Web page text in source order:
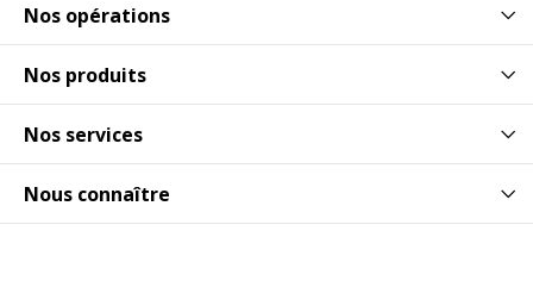
Nos opérations
Nos produits
Nos services
Nous connaître